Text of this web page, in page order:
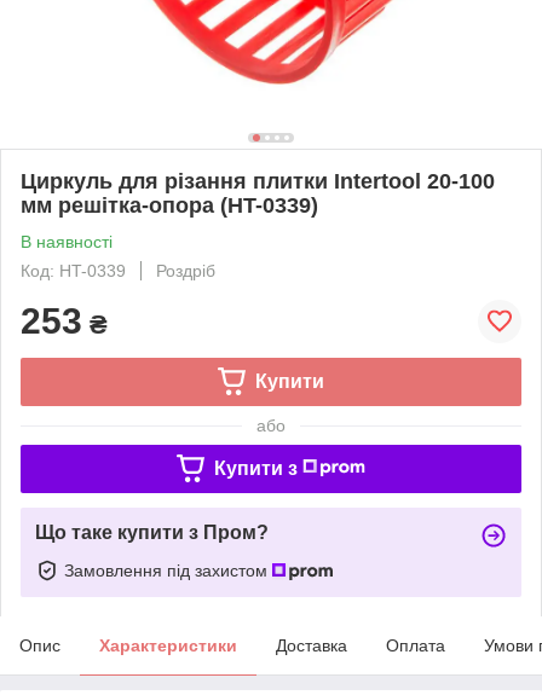
Циркуль для різання плитки Intertool 20-100
мм решітка-опора (HT-0339)
В наявності
Код: HT-0339
Роздріб
253 ₴
Купити
або
Купити з
Що таке купити з Пром?
Замовлення під захистом
Опис Характеристики Доставка Оплата Умови